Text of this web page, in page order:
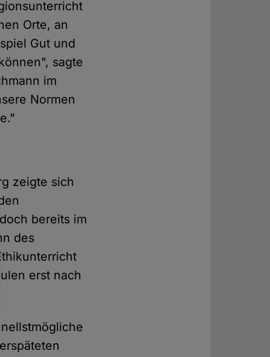
Orte, an
Gut und
sagte
im
Normen
zeigte sich
bereits im
des
erst nach